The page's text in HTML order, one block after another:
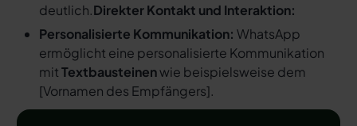
deutlich.Direkter Kontakt und Interaktion:
Personalisierte Kommunikation: WhatsApp
ermöglicht eine personalisierte Kommunikation
mitTextbausteinenwie beispielsweise dem
[Vornamen des Empfängers].